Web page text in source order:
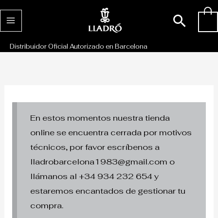
al
Distribuidor Oficial Autorizado en Barcelona
En estos momentos nuestra tienda
online se encuentra cerrada por motivos
técnicos, por favor escríbenos a
lladrobarcelona1983@gmail.com o
llámanos al +34 934 232 654 y
estaremos encantados de gestionar tu
compra.